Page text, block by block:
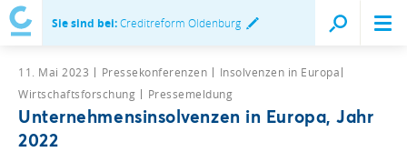
Sie sind bei:Creditreform Oldenburg
11. Mai 2023 Pressekonferenzen
Insolvenzen in Europa
Wirtschaftsforschung
Pressemeldung
Unternehmensinsolvenzen in Europa, Jahr
2022